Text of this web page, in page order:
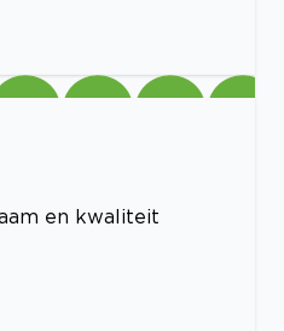
en kwaliteit